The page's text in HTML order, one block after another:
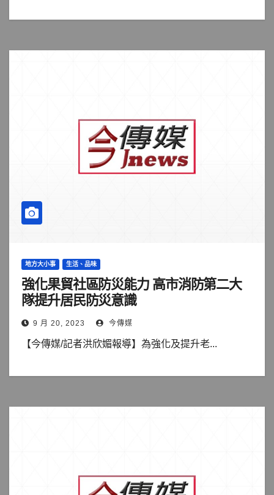
地方大小事 生活、品味
強化果貿社區防災能力 高市消防第二大
隊提升居民防災意識
9 月 20, 2023 今傳媒
【今傳媒/記者洪欣媚報導】為強化及提升老...